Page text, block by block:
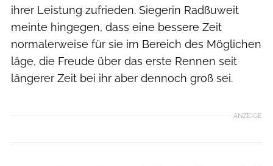
ihrer Leistung zufrieden. Siegerin Radßuweit
meinte hingegen, dass eine bessere Zeit
normalerweise für sie im Bereich des Möglichen
läge, die Freude über das erste Rennen seit
längerer Zeit bei ihr aber dennoch groß sei.
ANZEIGE